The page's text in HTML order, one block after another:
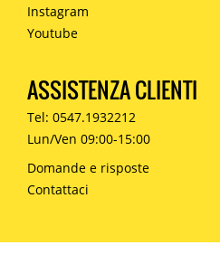
Instagram
Youtube
ASSISTENZA CLIENTI
Tel: 0547.1932212
Lun/Ven 09:00-15:00
Domande e risposte
Contattaci